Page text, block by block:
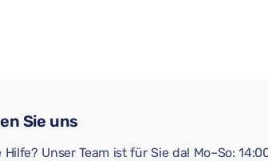
Sie uns
Unser Team ist für Sie da! Mo–So: